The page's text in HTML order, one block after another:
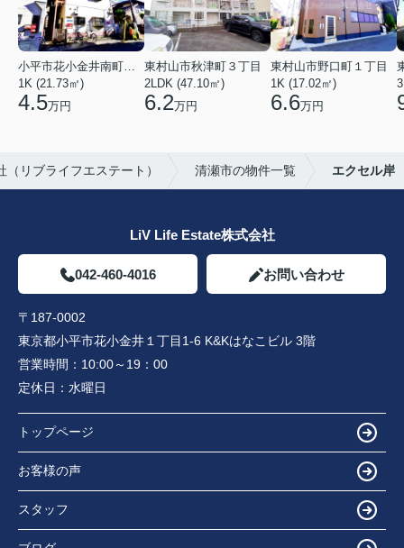
1K (21.73㎡)
4.5万円
東村山市秋津町３丁目
2LDK (47.10㎡)
6.2万円
東村山市野口町１丁目
1K (17.02㎡)
6.6万円
リブライフエステート） 清瀬市の物件一覧 エクセル岸
LiV Life Estate株式会社
042-460-4016 お問い合わせ
〒187-0002
東京都小平市花小金井１丁目1-6 K&Kはなこビル 3階
営業時間： 10:00～19：00
定休日： 水曜日
トップページ
お客様の声
スタッフ